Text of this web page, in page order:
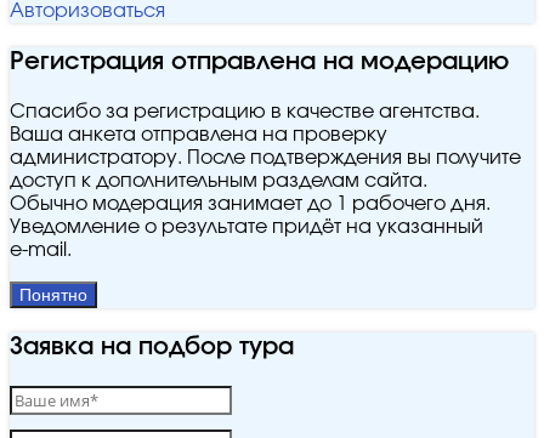
Авторизоваться
Регистрация отправлена на модерацию
Спасибо за регистрацию в качестве агентства.
Ваша анкета отправлена на проверку
администратору. После подтверждения вы получите
доступ к дополнительным разделам сайта.
Обычно модерация занимает до 1 рабочего дня.
Уведомление о результате придёт на указанный
e‑mail.
Понятно
Заявка на подбор тура